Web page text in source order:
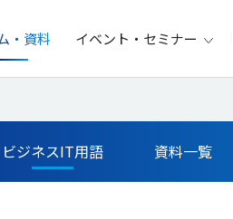
・資料 イベント・セミナー
ビジネスIT用語 資料一覧